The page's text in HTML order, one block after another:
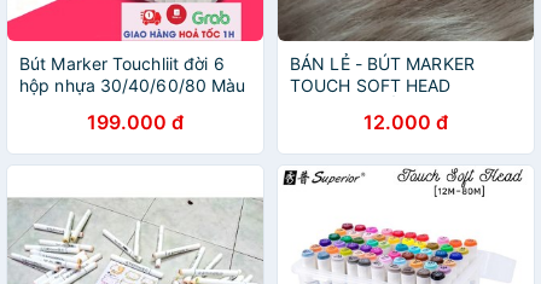
Bút Marker Touchliit đời 6
hộp nhựa 30/40/60/80 Màu
màu dạ hai đầu chính hãng
HKUK
199.000 đ
BÁN LẺ - BÚT MARKER
TOUCH SOFT HEAD
GOLD / MARKER SILVER
12.000 đ